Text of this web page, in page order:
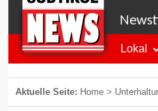
Lokal
Aktuelle Seite: Home >